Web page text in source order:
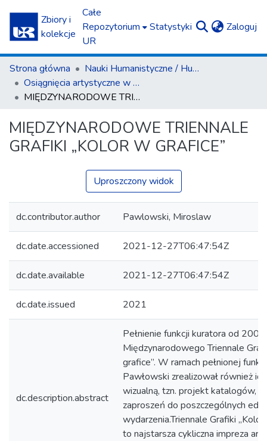
Zbiory i
kolekcje
Całe
Repozytorium
UR
Statystyki Zaloguj
Strona główna
Nauki Humanistyczne / Humanities
Osiągnięcia artystyczne w zakresie sztuk plastycznych (NH) / Artistic achievements in the field of fine arts (H)
MIĘDZYNARODOWE TRIENNALE GRAFIKI „KOLOR W GRAFICE”
MIĘDZYNARODOWE TRIENNALE
GRAFIKI „KOLOR W GRAFICE”
Uproszczony widok
dc.contributor.author Pawlowski, Miroslaw
dc.date.accessioned 2021-12-27T06:47:54Z
dc.date.available 2021-12-27T06:47:54Z
dc.date.issued 2021
dc.description.abstract
Pełnienie funkcji kuratora od
Międzynarodowego Triennale
grafice”. W ramach pełnionej
Pawłowski zrealizował również
wizualną, tzn. projekt katalogów,
zaproszeń do poszczególnych
wydarzenia.Triennale Grafiki
to najstarsza cykliczna impreza